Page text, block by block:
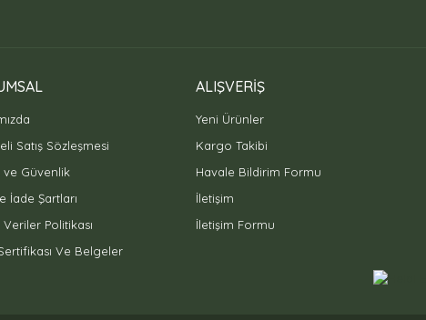
Satış Sözleşmesi
ve Güvenlik
İade Şartları
Veriler Politikası
Ve Belgeler
ALIŞVERİŞ
Yeni Ürünler
Kargo Takibi
Havale Bildirim Formu
İletişim
İletişim Formu